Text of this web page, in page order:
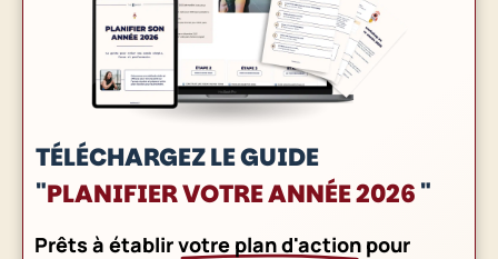
TÉLÉCHARGEZ LE GUIDE
"PLANIFIER VOTRE ANNÉE 2026"
Prêts à établirvotre plan d'action pour